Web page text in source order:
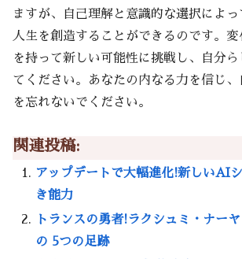
ますが、自己理解と意識的な選択によ
人生を創造することができるのです。
を持って新しい可能性に挑戦し、自分
てください。あなたの内なる力を信じ
を忘れないでください。
関連投稿:
アップデートで大幅進化!新しいAI
き能力
トランスの勇者!ラクシュミ・ナー
の 5つの足跡